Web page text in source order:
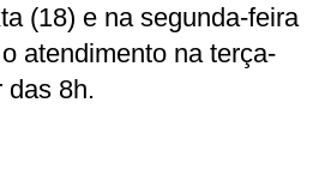
(18) e na segunda-feira
atendimento na terça-
das 8h.